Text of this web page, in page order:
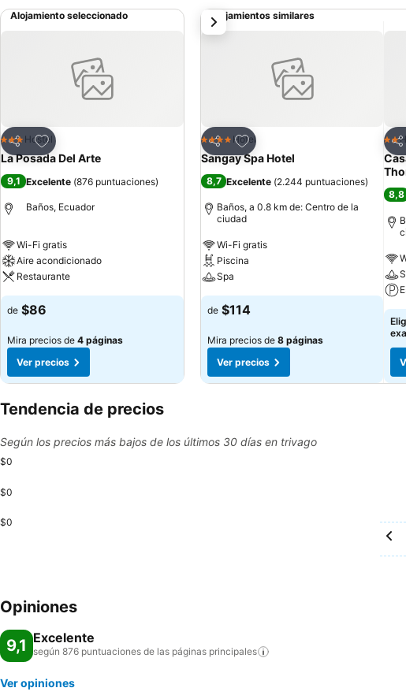
Alojamiento seleccionado
Compartir
Agregar a favoritos
3 Estrellas
Hostel
La Posada Del Arte
9,1 Excelente (876 puntuaciones)
Baños, Ecuador
Wi-Fi gratis
Aire acondicionado
Restaurante
de $86
Mira precios de 4 páginas
Ver precios
Alojamientos similares
Compartir
Agregar a favoritos
4 EstrellasHotel
Sangay Spa Hotel
8,7 Excelente (2.244 puntuaciones)
Baños, a 0.8 km de: Centro de la
ciudad
Wi-Fi gratis
Piscina
Spa
de $114
Mira precios de 8 páginas
Ver precios
2
8,8
siguiente
Tendencia de precios
Según los precios más bajos de los últimos 30 días en trivago
$0
$0
$0
Opiniones
9,1 Excelente
según 876 puntuaciones de las páginas principales
Ver opiniones